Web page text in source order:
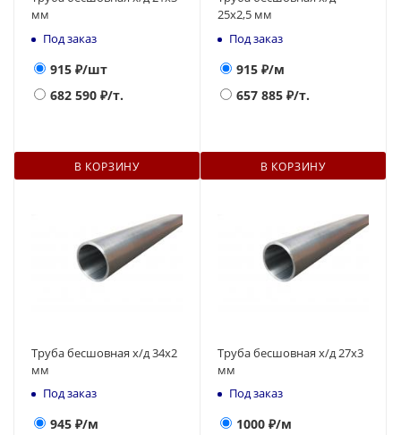
мм
Под заказ
915 ₽/шт
682 590 ₽/т.
В КОРЗИНУ
25х2,5 мм
Под заказ
915 ₽/м
657 885 ₽/т.
В КОРЗИНУ
Труба бесшовная х/д 34х2
мм
Под заказ
945 ₽/м
Труба бесшовная х/д 27х3
мм
Под заказ
1000 ₽/м